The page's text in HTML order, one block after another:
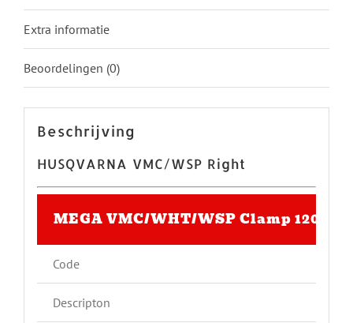
Extra informatie
Beoordelingen (0)
Beschrijving
HUSQVARNA VMC/WSP Right
MEGA VMC/WHT/WSP Clamp 120 mm
Code
Descripton